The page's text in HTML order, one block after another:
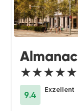
★★★★★
9.4
Exzellent